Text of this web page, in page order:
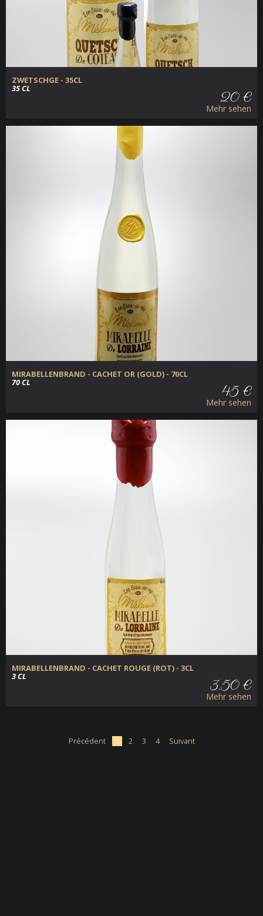
ZWETSCHGE - 35CL
35 CL
20 €
Mehr sehen
MIRABELLENBRAND - CACHET OR (GOLD) - 70CL
70 CL
45 €
Mehr sehen
MIRABELLENBRAND - CACHET ROUGE (ROT) - 3CL
3 CL
3.50 €
Mehr sehen
Précédent 1 2 3 4 Suivant